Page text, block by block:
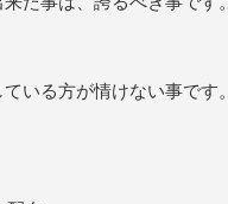
いる方が情けない事です。